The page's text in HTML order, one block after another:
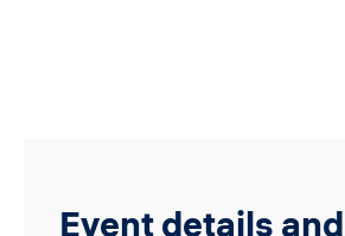
Event details and